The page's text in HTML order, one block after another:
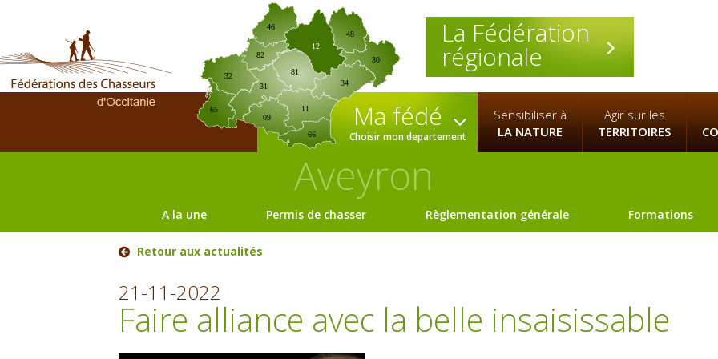
La Fédération
régionale
09
12
30
31
32
34
46
65
66
81
82
11
48
Ma fédé
Choisir mon departement
Sensibiliser à
LA NATURE
Agir sur les
TERRITOIRES
Aveyron
A la une Permis de chasser Règlementation générale Formations
Retour aux actualités
21-11-2022
Faire alliance avec la belle insaisissable